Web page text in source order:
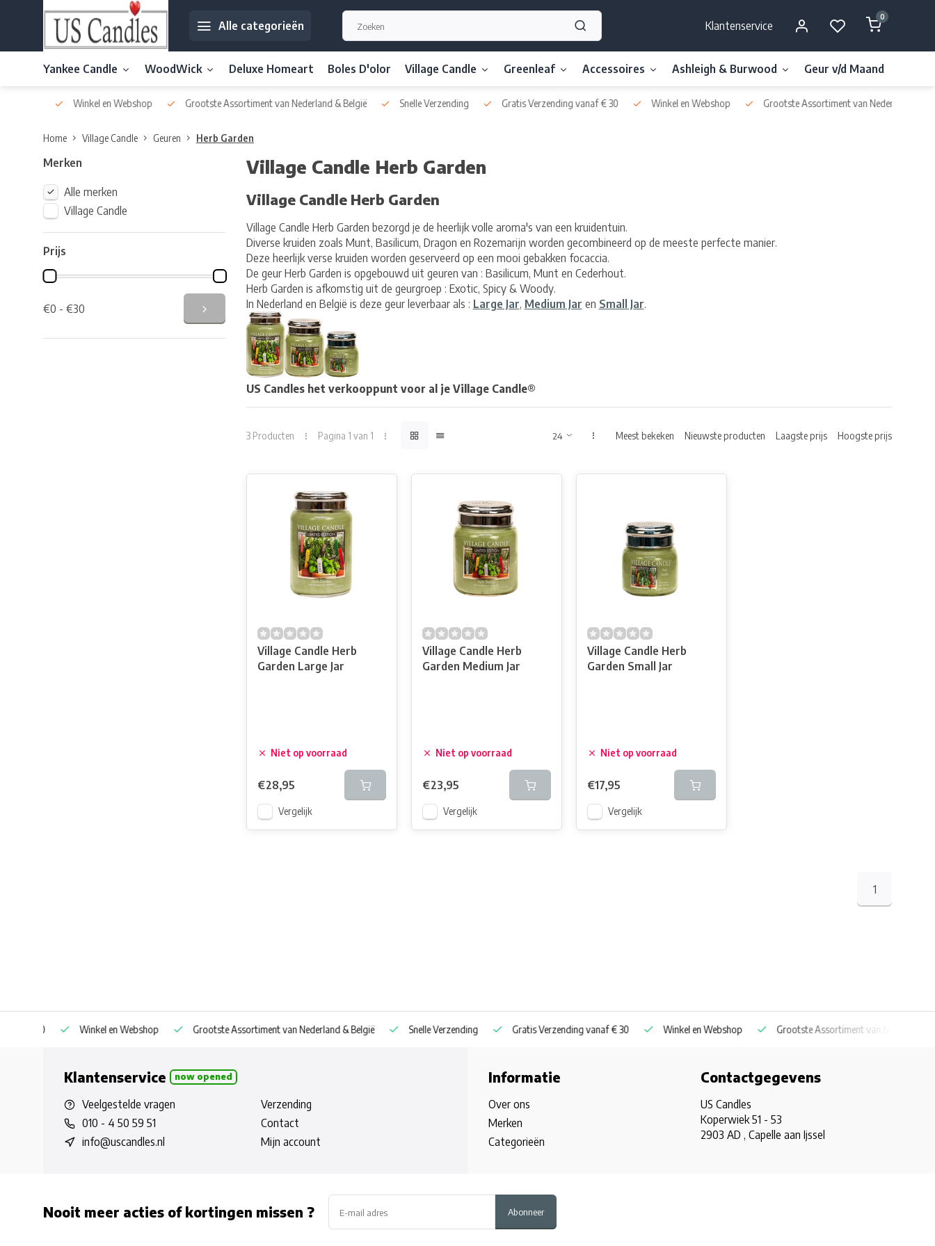
Alle categorieën Klantenservice
0
Yankee Candle WoodWick Deluxe Homeart Boles D'olor Village Candle Greenleaf Accessoires Ashleigh & Burwood Geur v/d Maand
Winkel en Webshop Grootste Assortiment van Nederland & België Snelle Verzending Gratis Verzending vanaf € 30 Winkel en Webshop Grootste Assortiment van Nederland & België
Home Village Candle Geuren Herb Garden
Merken
Alle merken
Village Candle
Prijs
€0 - €30
Village Candle Herb Garden
Village Candle Herb Garden
Village Candle Herb Garden bezorgd je de heerlijk volle aroma's van een kruidentuin.
Diverse kruiden zoals Munt, Basilicum, Dragon en Rozemarijn worden gecombineerd op de meeste perfecte manier.
Deze heerlijk verse kruiden worden geserveerd op een mooi gebakken focaccia.
De geur Herb Garden is opgebouwd uit geuren van : Basilicum, Munt en Cederhout.
Herb Garden is afkomstig uit de geurgroep : Exotic, Spicy & Woody.
In Nederland en België is deze geur leverbaar als : Large Jar, Medium Jar en Small Jar.
US Candles het verkooppunt voor al je Village Candle®
3 Producten Pagina 1 van 1 Meest bekeken Nieuwste producten Laagste prijs Hoogste prijs
Village Candle Herb
Garden Large Jar
Niet op voorraad
€28,95
Vergelijk
Village Candle Herb
Garden Medium Jar
Niet op voorraad
€23,95
Vergelijk
Village Candle Herb
Garden Small Jar
Niet op voorraad
€17,95
Vergelijk
1
Winkel en Webshop Grootste Assortiment van Nederland & België Snelle Verzending Gratis Verzending vanaf € 30 Winkel en Webshop Grootste Assortiment van Nederland &
Klantenservice now opened
Veelgestelde vragen
010 - 4 50 59 51
info@uscandles.nl
Verzending
Contact
Mijn account
Informatie
Over ons
Merken
Categorieën
Contactgegevens
US Candles
Koperwiek 51 - 53
2903 AD , Capelle aan Ijssel
Nooit meer acties of kortingen missen ? Abonneer